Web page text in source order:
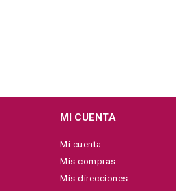
MI CUENTA
Mi cuenta
Mis compras
Mis direcciones